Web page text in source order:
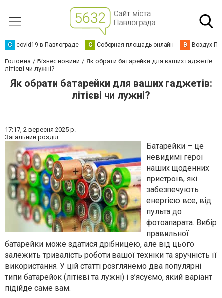
C covid19 в Павлограде С Соборная площадь онлайн В Воздух
Головна Бізнес новини
Як обрати батарейки для ваших гаджетів:
літієві чи лужні?
Як обрати батарейки для ваших гаджетів:
літієві чи лужні?
17:17, 2 вересня 2025 р.
Загальний розділ
Батарейки – це
невидимі герої
наших щоденних
пристроїв, які
забезпечують
енергією все, від
пульта до
фотоапарата. Вибір
правильної
батарейки може здатися дрібницею, але від цього
залежить тривалість роботи вашої техніки та зручність її
використання. У цій статті розглянемо два популярні
типи батарейок (літієві та лужні) і з’ясуємо, який варіант
підійде саме вам.